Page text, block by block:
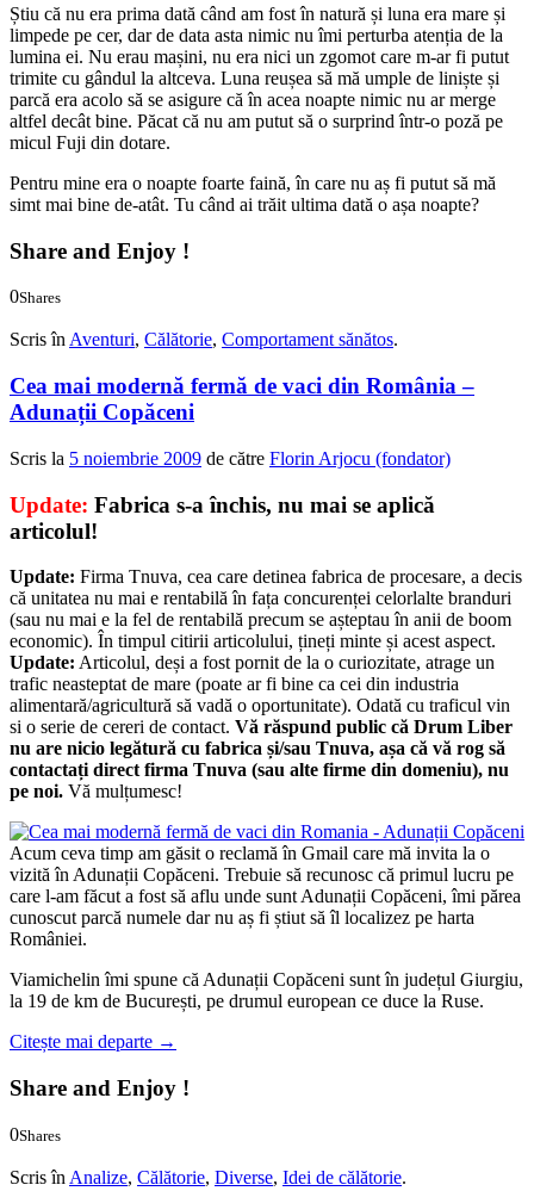
Știu că nu era prima dată când am fost în natură și luna era mare și
limpede pe cer, dar de data asta nimic nu îmi perturba atenția de la
lumina ei. Nu erau mașini, nu era nici un zgomot care m-ar fi putut
trimite cu gândul la altceva. Luna reușea să mă umple de liniște și
parcă era acolo să se asigure că în acea noapte nimic nu ar merge
altfel decât bine. Păcat că nu am putut să o surprind într-o poză pe
micul Fuji din dotare.
Pentru mine era o noapte foarte faină, în care nu aș fi putut să mă
simt mai bine de-atât. Tu când ai trăit ultima dată o așa noapte?
Share and Enjoy !
0Shares
Scris înAventuri, Călătorie, Comportament sănătos.
Cea mai modernă fermă de vaci din România –
Adunații Copăceni
Scris la 5 noiembrie 2009 de către Florin Arjocu (fondator)
Update: Fabrica s-a închis, nu mai se aplică
articolul!
Update: Firma Tnuva, cea care detinea fabrica de procesare, a decis
că unitatea nu mai e rentabilă în fața concurenței celorlalte branduri
(sau nu mai e la fel de rentabilă precum se așteptau în anii de boom
economic). În timpul citirii articolului, țineți minte și acest aspect.
Update: Articolul, deși a fost pornit de la o curiozitate, atrage un
trafic neasteptat de mare (poate ar fi bine ca cei din industria
alimentară/agricultură să vadă o oportunitate). Odată cu traficul vin
si o serie de cereri de contact. Vă răspund public că Drum Liber
nu are nicio legătură cu fabrica și/sau Tnuva, așa că vă rog să
contactați direct firma Tnuva (sau alte firme din domeniu), nu
pe noi. Vă mulțumesc!
Acum ceva timp am găsit o reclamă în Gmail care mă invita la o
vizită în Adunații Copăceni. Trebuie să recunosc că primul lucru pe
care l-am făcut a fost să aflu unde sunt Adunații Copăceni, îmi părea
cunoscut parcă numele dar nu aș fi știut să îl localizez pe harta
României.
Viamichelin îmi spune că Adunații Copăceni sunt în județul Giurgiu,
la 19 de km de București, pe drumul european ce duce la Ruse.
Citește mai departe →
Share and Enjoy !
0Shares
Scris înAnalize, Călătorie, Diverse, Idei de călătorie.